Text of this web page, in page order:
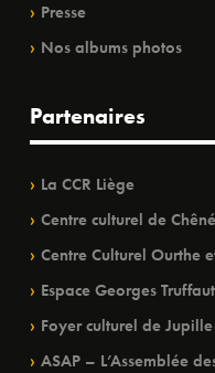
Presse
Nos albums photos
Partenaires
La CCR Liège
Centre culturel de
Centre Culturel Ourthe
Espace Georges Truffaut
Foyer culturel de
ASAP – L’Assemblée